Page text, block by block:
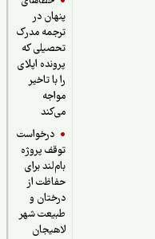
پنهان در
ترجمه مدرک
تحصیلی که
پرونده اپلای
را با تاخیر
درخواست
توقف پروژه
بام‌لند برای
حفاظت از
درختان و
طبیعت شهر
لاهیجان